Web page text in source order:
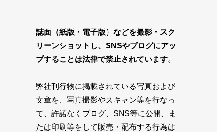
誌面（紙版・電子版）などを撮影・スク
リーンショットし、SNSやブログにアッ
プすることは法律で禁止されています。
弊社刊行物に掲載されている写真および
文章を、写真撮影やスキャン等を行なっ
て、許諾なくブログ、SNS等に公開、ま
たは印刷等をして販売・配布する行為は